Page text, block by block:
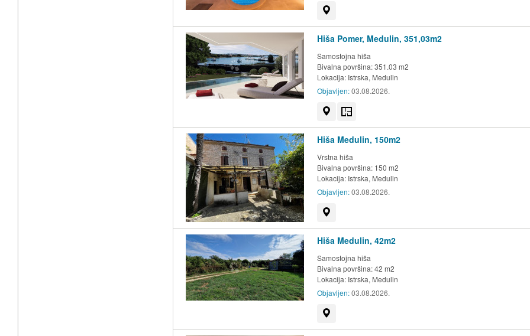
Hiša Pomer, Medulin, 351,03m2
Samostojna hiša
Bivalna površina: 351.03 m2
Lokacija: Istrska, Medulin
Objavljen:03.08.2026.
Hiša Medulin, 150m2
Vrstna hiša
Bivalna površina: 150 m2
Lokacija: Istrska, Medulin
Objavljen:03.08.2026.
Hiša Medulin, 42m2
Samostojna hiša
Bivalna površina: 42 m2
Lokacija: Istrska, Medulin
Objavljen:03.08.2026.